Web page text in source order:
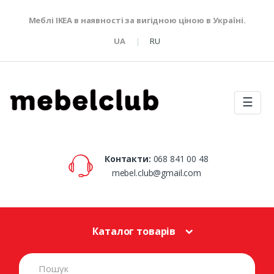
Меблі IKEA в наявності за вигідною ціною в Україні.
UA
RU
☰
Контакти: 068 841 00 48
mebel.club@gmail.com
Каталог товарів
S
e